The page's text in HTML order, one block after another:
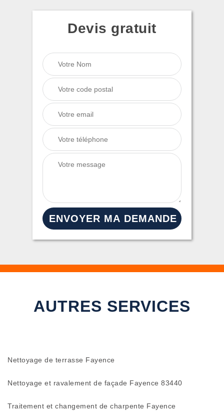
Devis gratuit
AUTRES SERVICES
Nettoyage de terrasse Fayence
Nettoyage et ravalement de façade Fayence 83440
Traitement et changement de charpente Fayence